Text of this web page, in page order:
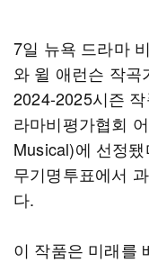
7일 뉴욕 드라마
와 윌 애런슨 작곡
2024-2025시즌
라마비평가협회
Musical)에 선정됐
무기명투표에서
다.
이 작품은 미래를